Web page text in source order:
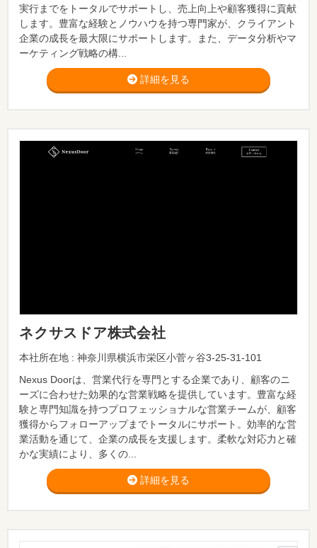
実行までをトータルでサポートし、売上向上や顧客獲得に貢献
します。豊富な経験とノウハウを持つ専門家が、クライアント
企業の成長を最大限にサポートします。また、データ分析やマ
ーケティング戦略の構...
詳細を見る
ネクサスドア株式会社
本社所在地 : 神奈川県横浜市栄区小菅ヶ谷3-25-31-101
Nexus Doorは、営業代行を専門とする企業であり、顧客のニ
ーズに合わせた効果的な営業戦略を提供しています。豊富な経
験と専門知識を持つプロフェッショナルな営業チームが、顧客
獲得からフォローアップまでトータルにサポート。効率的な営
業活動を通じて、企業の成長を支援します。柔軟な対応力と確
かな実績により、多くの...
詳細を見る